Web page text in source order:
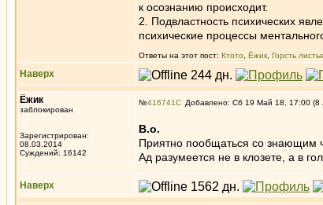
к осознанию происходит.
2. Подвластность психических
психические процессы
Ответы на этот пост: Ктото Ёжик Горсть
Наверх
Ёжик
заблокирован
Зарегистрирован:
08.03.2014
Суждений: 16142
№416741 Добавлено: Сб 19 Май 18, 17:00 (8
B.o.
Приятно пообщаться со знающим
Ад разумеется не в клозете, а в
Наверх